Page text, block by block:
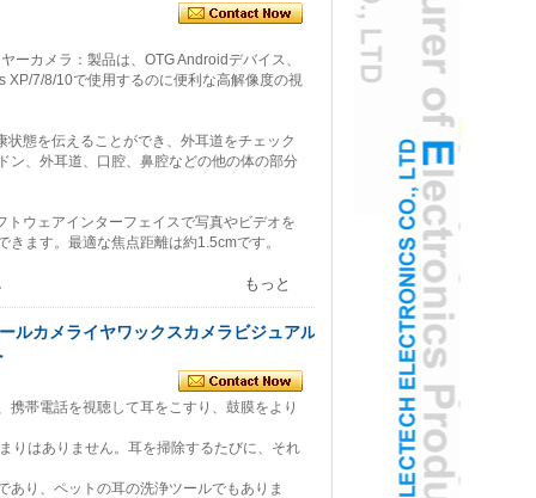
ーカメラ：製品は、OTG Androidデバイス、
7/8/10で使用するのに便利な高解像度の視
態を伝えることができ、外耳道をチェック
ン、外耳道、口腔、鼻腔などの他の体の部分
ウェアインターフェイスで写真やビデオを
ます。最適な焦点距離は約1.5cmです。
もっと
ルカメライヤワックスカメラビジュアル
携帯電話を視聴して耳をこすり、鼓膜をより
りはありません。耳を掃除するたびに、それ
あり、ペットの耳の洗浄ツールでもありま